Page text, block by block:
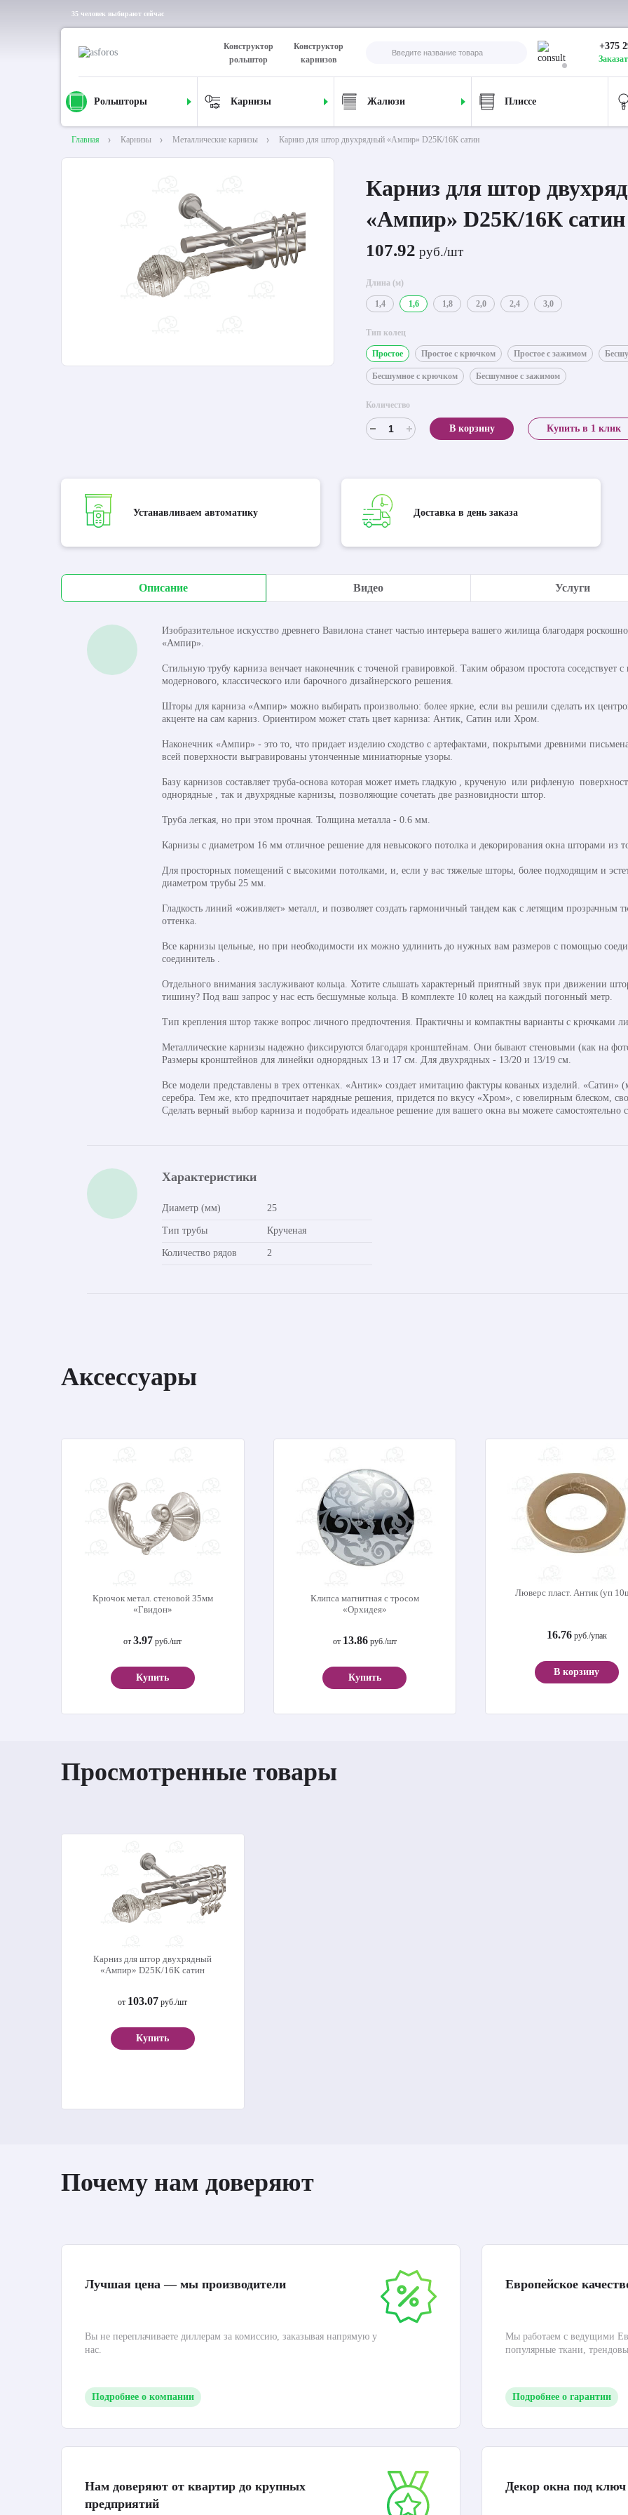
35 человек выбирают сейчас
Конструктор
рольштор
Конструктор
карнизов
+375
Рольшторы Карнизы Жалюзи Плиссе
Главная Карнизы Металлические карнизы Карниз для штор двухрядный «Ампир» D25К/16К сатин
Карниз для штор
«Ампир» D25К/16К сатин
107.92 руб./шт
Длина (м)
1,4 1,6 1,8 2,0 2,4 3,0
Тип колец
Простое Простое с крючком Простое с зажимом
Бесшумное с крючком Бесшумное с зажимом
Количество
В корзину Купить в 1 клик
Устанавливаем автоматику Доставка в день заказа
Описание Видео Услуги
Изобразительное искусство древнего Вавилона станет частью интерьера вашего жилища благодаря
«Ампир».
Стильную трубу карниза венчает наконечник с точеной гравировкой. Таким образом простота соседствует
модернового, классического или барочного дизайнерского решения.
Шторы для карниза «Ампир» можно выбирать произвольно: более яркие, если вы решили сделать их
акценте на сам карниз. Ориентиром может стать цвет карниза: Антик, Сатин или Хром.
Наконечник «Ампир» - это то, что придает изделию сходство с артефактами, покрытыми древними
всей поверхности выгравированы утонченные миниатюрные узоры.
Базу карнизов составляет труба-основа которая может иметь гладкую , крученую или рифленую
однорядные , так и двухрядные карнизы, позволяющие сочетать две разновидности штор.
Труба легкая, но при этом прочная. Толщина металла - 0.6 мм.
Карнизы с диаметром 16 мм отличное решение для невысокого потолка и декорирования окна шторами из
Для просторных помещений с высокими потолками, и, если у вас тяжелые шторы, более подходящим и
диаметром трубы 25 мм.
Гладкость линий «оживляет» металл, и позволяет создать гармоничный тандем как с летящим прозрачным
оттенка.
Все карнизы цельные, но при необходимости их можно удлинить до нужных вам размеров с помощью
соединитель .
Отдельного внимания заслуживают кольца. Хотите слышать характерный приятный звук при движении
тишину? Под ваш запрос у нас есть бесшумные кольца. В комплекте 10 колец на каждый погонный метр.
Тип крепления штор также вопрос личного предпочтения. Практичны и компактны варианты с крючками
Металлические карнизы надежно фиксируются благодаря кронштейнам. Они бывают стеновыми (как на
Размеры кронштейнов для линейки однорядных 13 и 17 см. Для двухрядных - 13/20 и 13/19 см.
Все модели представлены в трех оттенках. «Антик» создает имитацию фактуры кованых изделий. «Сатин»
серебра. Тем же, кто предпочитает нарядные решения, придется по вкусу «Хром», с ювелирным блеском,
Сделать верный выбор карниза и подобрать идеальное решение для вашего окна вы можете самостоятельно
Характеристики
Диаметр (мм) 25
Тип трубы Крученая
Количество рядов 2
Аксессуары
Крючок метал. стеновой 35мм
«Гвидон»
от3.97 руб./шт
Купить
Клипса магнитная с тросом
«Орхидея»
от 13.86руб./шт
Купить
Люверс пласт. Антик (уп
16.76руб./упак
В корзину
Просмотренные товары
Карниз для штор двухрядный
«Ампир» D25К/16К сатин
от 103.07 руб./шт
Купить
Почему нам доверяют
Лучшая цена — мы производители
Вы не переплачиваете диллерам за комиссию, заказывая напрямую у
нас.
Подробнее о компании
Нам доверяют от квартир до крупных
предприятий
Европейское
Мы работаем с ведущими
популярные ткани,
Подробнее о гарантии
Декор окна под ключ